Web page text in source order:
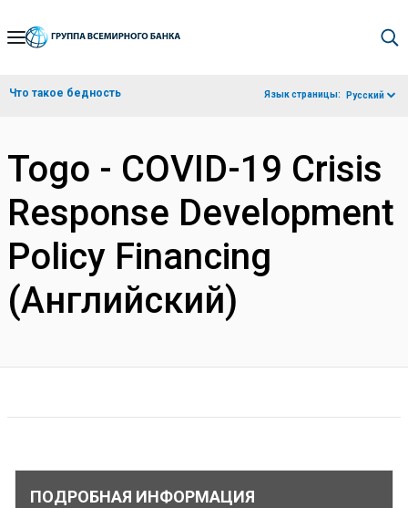
Skip
Navigation
Что такое бедность Язык страницы: Русский
Togo - COVID-19 Crisis
Response Development
Policy Financing
(Английский)
ПОДРОБНАЯ ИНФОРМАЦИЯ